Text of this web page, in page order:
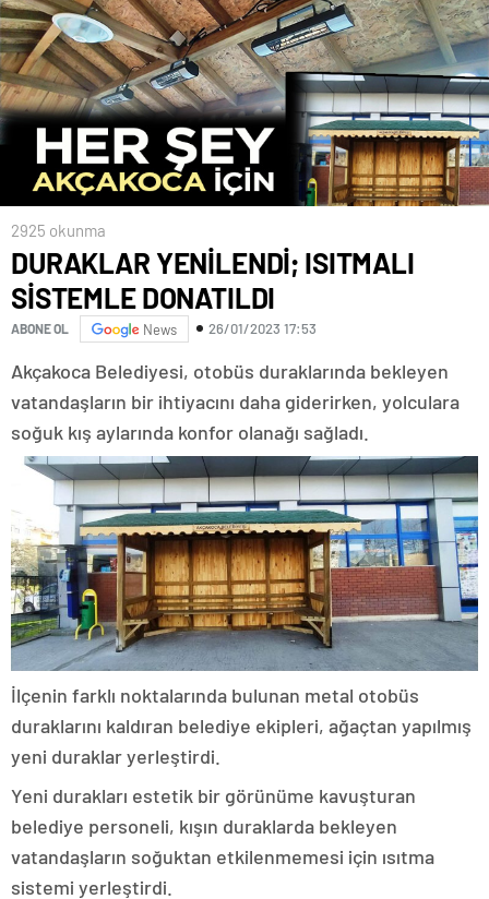
2925 okunma
DURAKLAR YENİLENDİ; ISITMALI
SİSTEMLE DONATILDI
ABONE OL News 26/01/2023 17:53
Akçakoca Belediyesi, otobüs duraklarında bekleyen
vatandaşların bir ihtiyacını daha giderirken, yolculara
soğuk kış aylarında konfor olanağı sağladı.
İlçenin farklı noktalarında bulunan metal otobüs
duraklarını kaldıran belediye ekipleri, ağaçtan yapılmış
yeni duraklar yerleştirdi.
Yeni durakları estetik bir görünüme kavuşturan
belediye personeli, kışın duraklarda bekleyen
vatandaşların soğuktan etkilenmemesi için ısıtma
sistemi yerleştirdi.